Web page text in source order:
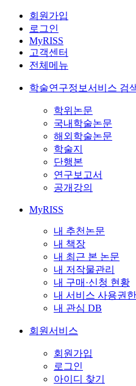
회원가입
로그인
MyRISS
고객센터
전체메뉴
학술연구정보서비스 검
학위논문
국내학술논문
해외학술논문
학술지
단행본
연구보고서
공개강의
MyRISS
내 추천논문
내 책장
내 최근 본 논문
내 저작물관리
내 구매·신청 현황
내 서비스 사용권한
내 관심 DB
회원서비스
회원가입
로그인
아이디 찾기